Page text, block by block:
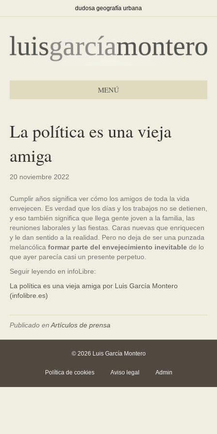
dudosa geografía urbana
MENÚ
La política es una vieja
amiga
20 noviembre 2022
Cumplir años significa ver cómo los amigos de toda la vida
envejecen. Es verdad que los días y los trabajos no se detienen,
y eso también significa que llega gente joven a la familia, las
reuniones laborales y las fiestas. Caras nuevas que enriquecen
y le dan sentido a la realidad. Pero no deja de ser una punzada
melancólica formar parte del envejecimiento inevitable de lo
que ayer parecía casi un presente perpetuo.
Seguir leyendo en infoLibre:
La política es una vieja amiga por Luis García Montero
(infolibre.es)
Publicado en Artículos de prensa
© 2026 Luis García Montero
Política de cookies Aviso legal Admin